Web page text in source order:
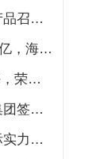
项培训
亮眼答卷
踏浪出征
作协议
质魅力